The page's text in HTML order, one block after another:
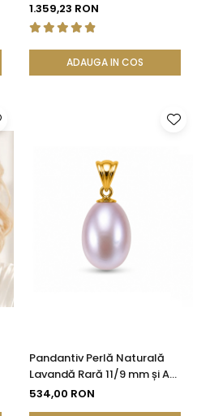
KASKADDA®
1.359,23 RON
ADAUGA IN COS
Pandantiv Perlă Naturală
Lavandă Rară 11/9 mm și Aur
Galben 14K (aur 585) |
534,00 RON